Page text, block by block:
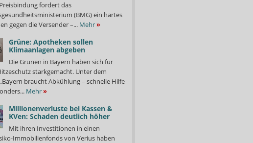
fordert das
(BMG) ein hartes
gegen die Versender –... Mehr»
Grüne: Apotheken sollen
Klimaanlagen abgeben
Die Grünen in Bayern haben sich für
starkgemacht. Unter dem
braucht Abkühlung – schnelle Hilfe
Mehr»
Millionenverluste bei Kassen &
KVen: Schaden deutlich höher
Mit ihren Investitionen in einen
Immobilienfonds von Verius haben